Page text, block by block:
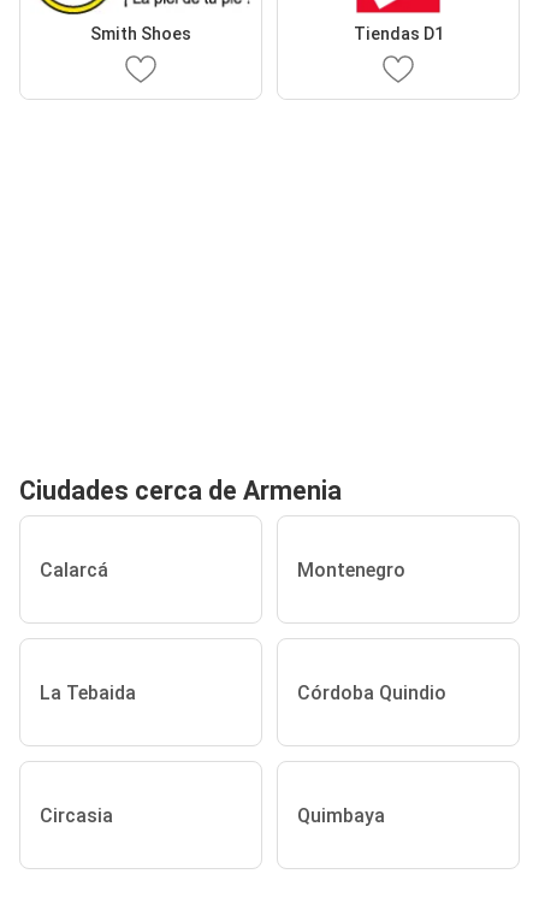
Smith Shoes Tiendas D1
Ciudades cerca de Armenia
Calarcá Montenegro
La Tebaida Córdoba Quindio
Circasia Quimbaya